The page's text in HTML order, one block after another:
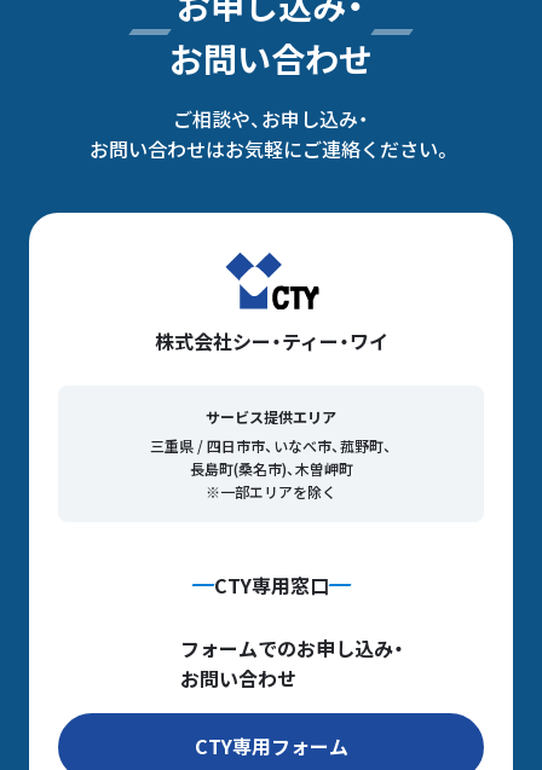
お問い合わせ
ご相談や、お申し込み・
お問い合わせはお気軽にご連絡ください。
株式会社シー・ティー・ワイ
サービス提供エリア
三重県 / 四日市市、いなべ市、菰野町、
長島町(桑名市)、木曽岬町
※一部エリアを除く
CTY専用窓口
フォームでのお申し込み・
お問い合わせ
CTY専用フォーム